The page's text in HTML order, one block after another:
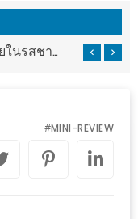
#MINI-REVIEW